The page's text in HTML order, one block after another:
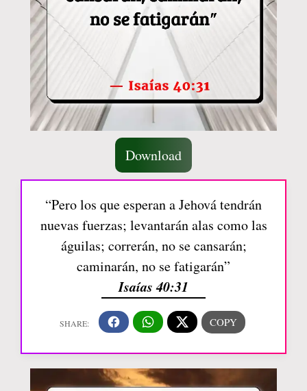
Download
“Pero los que esperan a Jehová tendrán
nuevas fuerzas; levantarán alas como las
águilas; correrán, no se cansarán;
caminarán, no se fatigarán”
Isaías 40:31